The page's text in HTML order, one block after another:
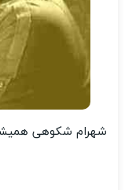
شهرام شکوهی